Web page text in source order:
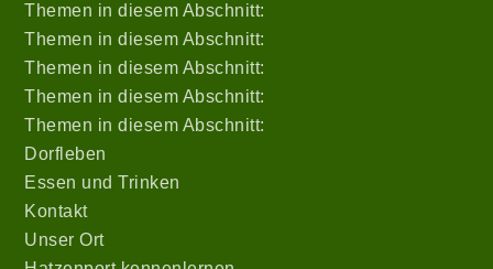
Themen in diesem Abschnitt:
Themen in diesem Abschnitt:
Themen in diesem Abschnitt:
Themen in diesem Abschnitt:
Themen in diesem Abschnitt:
Dorfleben
Essen und Trinken
Kontakt
Unser Ort